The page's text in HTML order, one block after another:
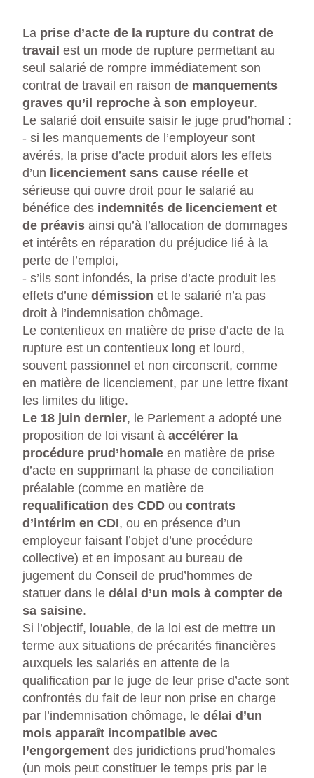
La prise d’acte de la rupture du contrat de
travail est un mode de rupture permettant au
seul salarié de rompre immédiatement son
contrat de travail en raison de manquements
graves qu’il reproche à son employeur.
Le salarié doit ensuite saisir le juge prud’homal :
- si les manquements de l’employeur sont
avérés, la prise d’acte produit alors les effets
d’un licenciement sans cause réelle et
sérieuse qui ouvre droit pour le salarié au
bénéfice des indemnités de licenciement et
de préavis ainsi qu’à l’allocation de dommages
et intérêts en réparation du préjudice lié à la
perte de l’emploi,
- s’ils sont infondés, la prise d’acte produit les
effets d’une démission et le salarié n’a pas
droit à l’indemnisation chômage.
Le contentieux en matière de prise d’acte de la
rupture est un contentieux long et lourd,
souvent passionnel et non circonscrit, comme
en matière de licenciement, par une lettre fixant
les limites du litige.
Le 18 juin dernier, le Parlement a adopté une
proposition de loi visant à accélérer la
procédure prud’homale en matière de prise
d’acte en supprimant la phase de conciliation
préalable (comme en matière de
requalification des CDD ou contrats
d’intérim en CDI, ou en présence d’un
employeur faisant l’objet d’une procédure
collective) et en imposant au bureau de
jugement du Conseil de prud’hommes de
statuer dans le délai d’un mois à compter de
sa saisine.
Si l’objectif, louable, de la loi est de mettre un
terme aux situations de précarités financières
auxquels les salariés en attente de la
qualification par le juge de leur prise d’acte sont
confrontés du fait de leur non prise en charge
par l’indemnisation chômage, le délai d’un
mois apparaît incompatible avec
l’engorgement des juridictions prud’homales
(un mois peut constituer le temps pris par le